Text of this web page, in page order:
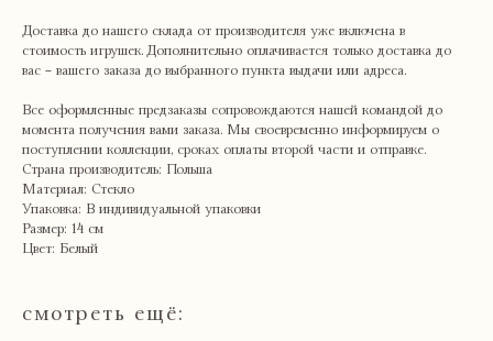
Доставка до нашего склада от производителя уже включена в
стоимость игрушек. Дополнительно оплачивается только доставка до
вас - вашего заказа до выбранного пункта выдачи или адреса.
Все оформленные предзаказы сопровождаются нашей командой до
момента получения вами заказа. Мы своевременно информируем о
поступлении коллекции, сроках оплаты второй части и отправке.
Страна производитель: Польша
Материал: Стекло
Упаковка: В индивидуальной упаковки
Размер: 14 см
Цвет: Белый
смотреть ещё:
Акции и скидки
Покупателям
О нас
Адрес шоу-рума:
Санкт-Петербург, Яковлевский пер., 2 (2 этаж, домофон
242)
пн–пт: 09:00–17:00 (МСК) сб: 09:00–15:00 вс: выходной
Гостей встречаем по предварительной записи